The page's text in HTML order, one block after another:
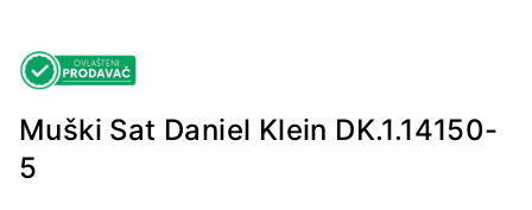
Muški Sat Daniel Klein DK.1.14150-
5